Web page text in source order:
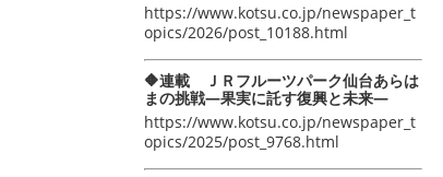
https://www.kotsu.co.jp/newspaper_t
opics/2026/post_10188.html
🔶連載 ＪＲフルーツパーク仙台あらは
まの挑戦―果実に託す復興と未来―
https://www.kotsu.co.jp/newspaper_t
opics/2025/post_9768.html